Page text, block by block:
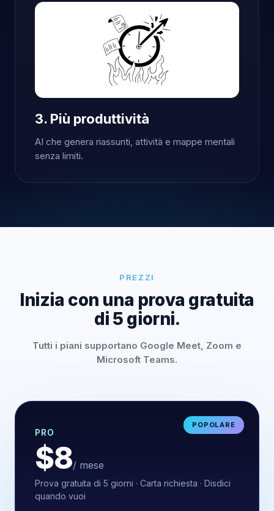
3. Più produttività
AI che genera riassunti, attività e mappe mentali
senza limiti.
PREZZI
Inizia con una prova gratuita
di 5 giorni.
Tutti i piani supportano Google Meet, Zoom e
Microsoft Teams.
POPOLARE
PRO
$8/ mese
Prova gratuita di 5 giorni · Carta richiesta · Disdici
quando vuoi